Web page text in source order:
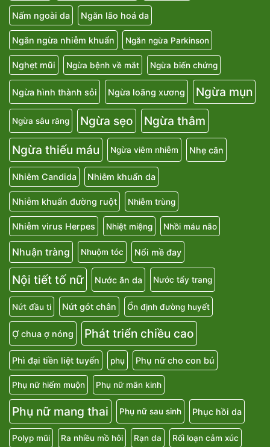
Nấm ngoài da Ngăn lão hoá da
Ngăn ngừa nhiễm khuẩn Ngăn ngừa Parkinson
Nghẹt mũi Ngừa bệnh về mắt Ngừa biến chứng
Ngừa hình thành sỏi Ngừa loãng xương Ngừa mụn
Ngừa sâu răng Ngừa sẹo
Ngừa thâm
Ngừa thiếu máu
Ngừa viêm nhiễm Nhẹ cân
Nhiễm Candida Nhiễm khuẩn da
Nhiễm khuẩn đường ruột Nhiễm trùng
Nhiễm virus Herpes Nhiệt miệng Nhồi máu não
Nhuận tràng Nhuộm tóc Nổi mề đay
Nội tiết tố nữ Nước ăn da Nước tẩy trang
Nứt đầu ti Nứt gót chân Ổn định đường huyết
Ợ chua ợ nóng Phát triển chiều cao
Phì đại tiền liệt tuyến phụ Phụ nữ cho con bú
Phụ nữ hiếm muộn Phụ nữ mãn kinh
Phụ nữ mang thai Phụ nữ sau sinh Phục hồi da
Polyp mũi Ra nhiều mồ hôi Rạn da Rối loạn cảm xúc